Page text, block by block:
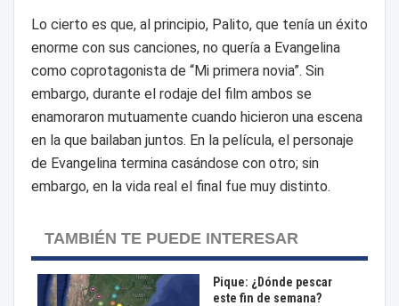
Lo cierto es que, al principio, Palito, que tenía un éxito
enorme con sus canciones, no quería a Evangelina
como coprotagonista de “Mi primera novia”. Sin
embargo, durante el rodaje del film ambos se
enamoraron mutuamente cuando hicieron una escena
en la que bailaban juntos. En la película, el personaje
de Evangelina termina casándose con otro; sin
embargo, en la vida real el final fue muy distinto.
TAMBIÉN TE PUEDE INTERESAR
Pique: ¿Dónde pescar
este fin de semana?